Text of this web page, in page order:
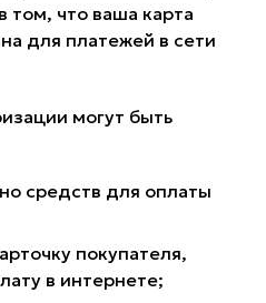
том, что ваша карта
для платежей в сети
могут быть
средств для оплаты
покупателя,
в интернете;